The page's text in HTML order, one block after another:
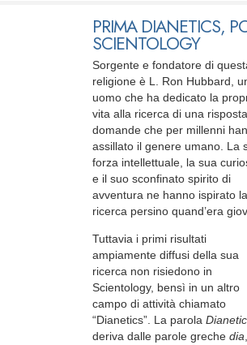
PRIMA DIANETICS,
SCIENTOLOGY
Sorgente e fondatore di
religione è L. Ron Hubbard,
uomo che ha dedicato la
vita alla ricerca di una
domande che per millenni
assillato il genere umano. La
forza intellettuale, la sua
e il suo sconfinato spirito di
avventura ne hanno ispirato la
ricerca persino quand’era
Tuttavia i primi risultati
ampiamente diffusi della sua
ricerca non risiedono in
Scientology, bensì in un altro
campo di attività chiamato
“Dianetics”. La parola
deriva dalle parole greche dia